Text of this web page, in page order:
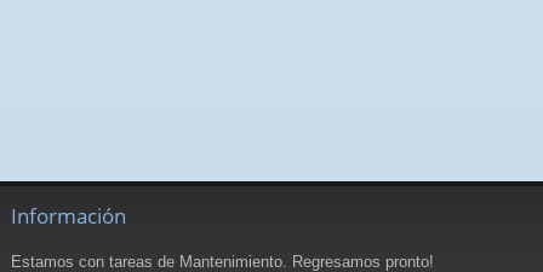
Información
Estamos con tareas de Mantenimiento. Regresamos pronto!